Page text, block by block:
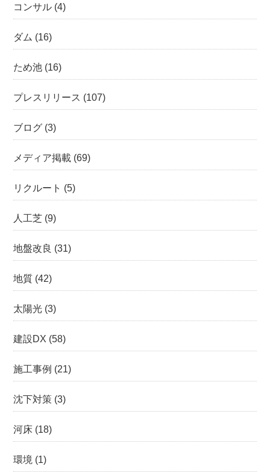
コンサル (4)
ダム (16)
ため池 (16)
プレスリリース (107)
ブログ (3)
メディア掲載 (69)
リクルート (5)
人工芝 (9)
地盤改良 (31)
地質 (42)
太陽光 (3)
建設DX (58)
施工事例 (21)
沈下対策 (3)
河床 (18)
環境 (1)